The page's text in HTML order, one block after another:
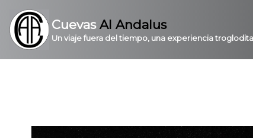
CuevasAl Andalus
Un viaje fuera del tiempo, una experiencia